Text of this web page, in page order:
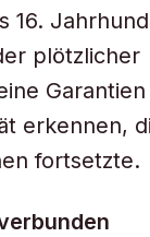
16.
plötzlicher
erkennen,
fortsetzte.